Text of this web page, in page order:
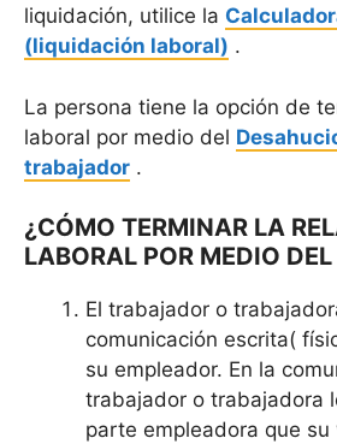
liquidación, utilice la
(liquidación laboral) .
La persona tiene la opción de
laboral por medio del
trabajador .
¿CÓMO TERMINAR LA
LABORAL POR MEDIO
El trabajador o
comunicación escrita(
su empleador. En la
trabajador o trabajadora
parte empleadora que